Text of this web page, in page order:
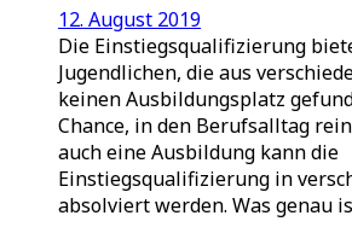
12. August 2019
Die Einstiegsqualifizierung
Jugendlichen, die aus
keinen Ausbildungsplatz
Chance, in den Berufsalltag
auch eine Ausbildung kann die
Einstiegsqualifizierung in
absolviert werden. Was genau